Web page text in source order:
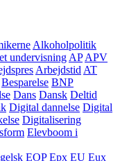
Alkoholpolitik
undervisning AP APV
Arbejdstid AT
Besparelse BNP
Dans Dansk Deltid
Digital dannelse Digital
Digitalisering
Elevboom i
EOP Epx EU Eux